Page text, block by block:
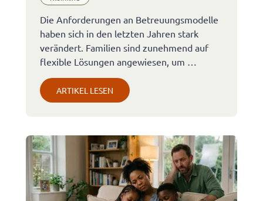
Die Anforderungen an Betreuungsmodelle
haben sich in den letzten Jahren stark
verändert. Familien sind zunehmend auf
flexible Lösungen angewiesen, um …
ARTIKEL LESEN